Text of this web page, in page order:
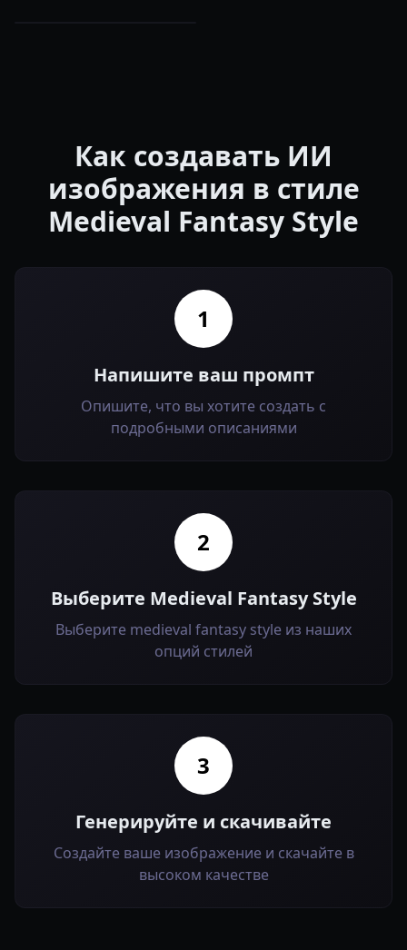
Как создавать ИИ
изображения в стиле
Medieval Fantasy Style
1
Напишите ваш промпт
Опишите, что вы хотите создать с
подробными описаниями
2
Выберите Medieval Fantasy Style
Выберите medieval fantasy style из наших
опций стилей
3
Генерируйте и скачивайте
Создайте ваше изображение и скачайте в
высоком качестве